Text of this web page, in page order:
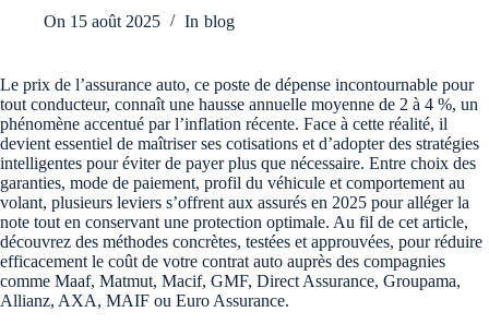
On 15 août 2025 In blog
Le prix de l’assurance auto, ce poste de dépense incontournable pour
tout conducteur, connaît une hausse annuelle moyenne de 2 à 4 %, un
phénomène accentué par l’inflation récente. Face à cette réalité, il
devient essentiel de maîtriser ses cotisations et d’adopter des stratégies
intelligentes pour éviter de payer plus que nécessaire. Entre choix des
garanties, mode de paiement, profil du véhicule et comportement au
volant, plusieurs leviers s’offrent aux assurés en 2025 pour alléger la
note tout en conservant une protection optimale. Au fil de cet article,
découvrez des méthodes concrètes, testées et approuvées, pour réduire
efficacement le coût de votre contrat auto auprès des compagnies
comme Maaf, Matmut, Macif, GMF, Direct Assurance, Groupama,
Allianz, AXA, MAIF ou Euro Assurance.